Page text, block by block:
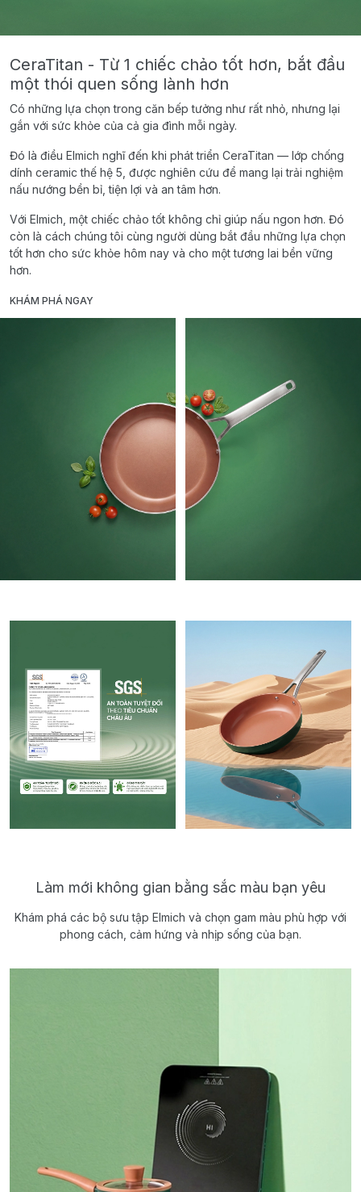
CeraTitan - Từ 1 chiếc chảo tốt hơn, bắt đầu
một thói quen sống lành hơn
Có những lựa chọn trong căn bếp tưởng như rất nhỏ, nhưng lại
gắn với sức khỏe của cả gia đình mỗi ngày.
Đó là điều Elmich nghĩ đến khi phát triển CeraTitan — lớp chống
dính ceramic thế hệ 5, được nghiên cứu để mang lại trải nghiệm
nấu nướng bền bỉ, tiện lợi và an tâm hơn.
Với Elmich, một chiếc chảo tốt không chỉ giúp nấu ngon hơn. Đó
còn là cách chúng tôi cùng người dùng bắt đầu những lựa chọn
tốt hơn cho sức khỏe hôm nay và cho một tương lai bền vững
hơn.
KHÁM PHÁ NGAY
Làm mới không gian bằng sắc màu bạn yêu
Khám phá các bộ sưu tập Elmich và chọn gam màu phù hợp với
phong cách, cảm hứng và nhịp sống của bạn.